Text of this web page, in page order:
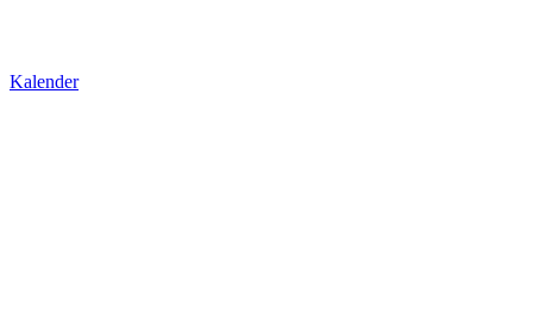
Kalender